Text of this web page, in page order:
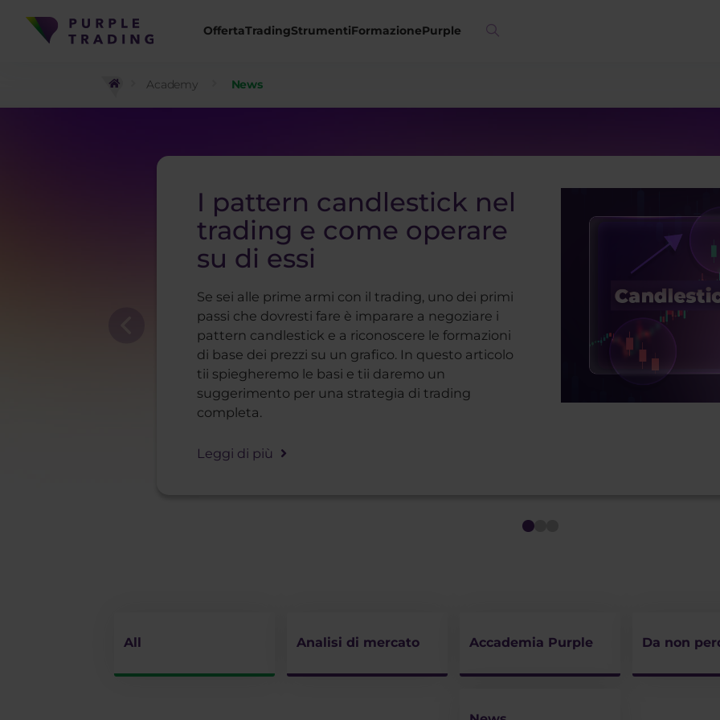
OffertaTradingStrumentiFormazionePurple
Academy News
I pattern candlestick nel
trading e come operare
su di essi
Se sei alle prime armi con il trading, uno dei primi
passi che dovresti fare è imparare a negoziare i
pattern candlestick e a riconoscere le formazioni
di base dei prezzi su un grafico. In questo articolo
tii spiegheremo le basi e tii daremo un
suggerimento per una strategia di trading
completa.
Leggi di più
All Analisi di mercato Accademia Purple Da non